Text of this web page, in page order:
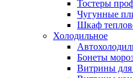
Тостеры
Чугунные
Шкаф
Холодильное
Бонеты
Витрины